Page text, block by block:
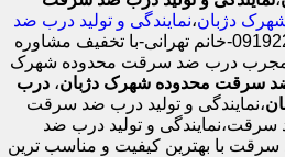
دژبان،نمایندگی و تولید درب ضد
،09192211934-خانم تهرانی-با تخفیف مشاوره
مجرب درب ضد سرقت محدوده شهرک
ضد سرقت محدوده شهرک دژبان، درب
،نمایندگی و تولید درب ضد سرقت
و تولید درب ضد
با بهترین کیفیت و مناسب ترین